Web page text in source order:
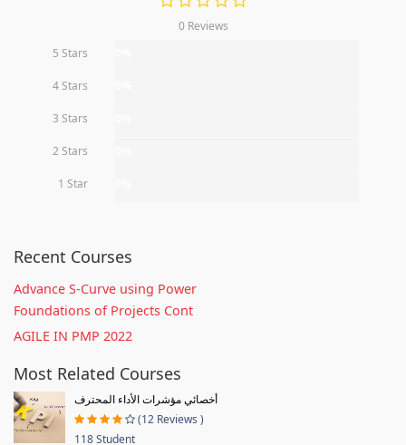
0 Reviews
5 Stars
4 Stars
3 Stars
2 Stars
1 Star
Recent Courses
Advance S-Curve using Power
Foundations of Projects Cont
AGILE IN PMP 2022
Most Related Courses
أخصائي مؤشرات الأداء المحترف
(12 Reviews )
118 Student